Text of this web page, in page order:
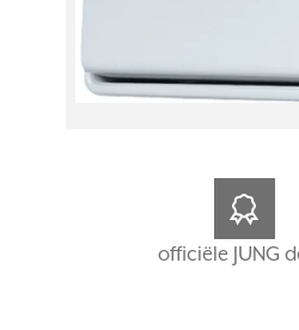
officiële JUNG